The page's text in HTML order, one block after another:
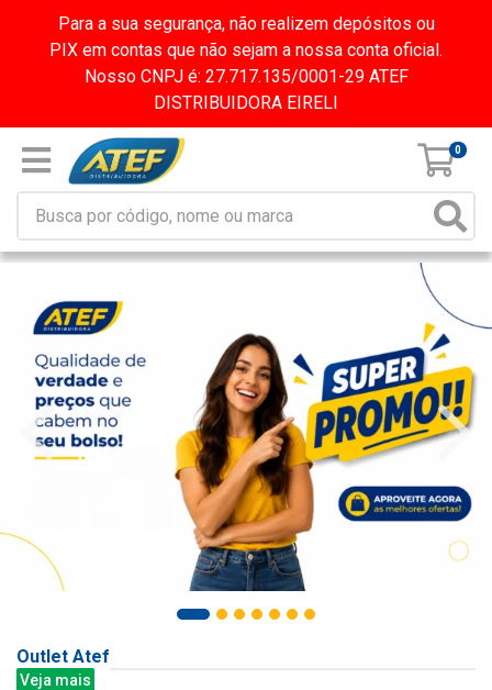
Para a sua segurança, não realizem depósitos ou
PIX em contas que não sejam a nossa conta oficial.
Nosso CNPJ é: 27.717.135/0001-29 ATEF
DISTRIBUIDORA EIRELI
0
Outlet Atef
Veja mais